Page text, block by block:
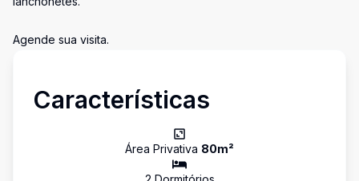
Agende sua visita.
Características
Área Privativa 80m²